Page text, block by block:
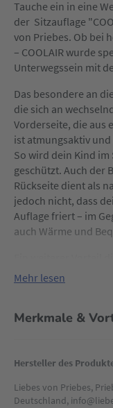
Tauche ein in eine
der Sitzauflage
von Priebes. Ob bei
– COOLAIR wurde
Unterwegssein mit
Das besondere an
die sich an
Vorderseite, die aus
ist atmungsaktiv
So wird dein Kind
geschützt. Auch der
Rückseite dient als
jedoch nicht, dass
Auflage friert – im
auch Wärme und
Kindersitz vor
Näherei hergestellt,
Mehr lesen
Merkmale &
Hersteller des
Liebes von Priebes,
Deutschland,